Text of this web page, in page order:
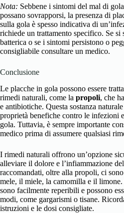
Nota: Sebbene i sintomi del mal di
possano sovrapporsi, la presenza di
sulla gola è spesso indicativa di
richiede un trattamento specifico. Se si
batterica o se i sintomi persistono o
consigliabile consultare un medico.
Conclusione
Le placche in gola possono essere
rimedi naturali, come la propoli, che
e antibiotiche. Questa sostanza
proprietà benefiche contro le infezioni
gola. Tuttavia, è sempre importante
medico prima di assumere qualsiasi
I rimedi naturali offrono un’opzione
alleviare il dolore e l’infiammazione
raccomandati, oltre alla propoli, ci
mele, il miele, la camomilla e il
sono facilmente reperibili e possono
modi, come gargarismi o tisane.
istruzioni e le dosi consigliate.